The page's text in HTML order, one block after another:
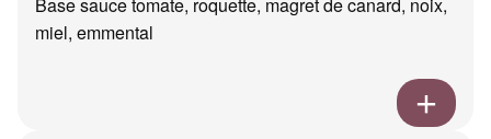
miel, emmental